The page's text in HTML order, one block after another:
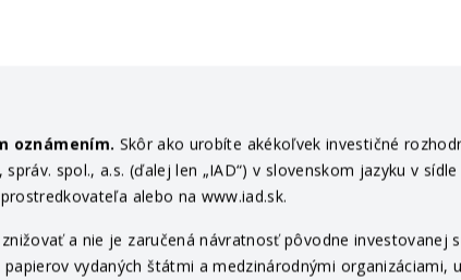
oznámením.Skôr ako urobíte akékoľvek investičné
spol., a.s. (ďalej len „IAD“) v slovenskom jazyku v
a nie je zaručená návratnosť pôvodne investovanej